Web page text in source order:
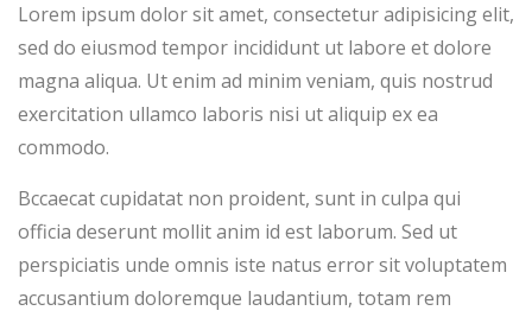
Lorem ipsum dolor sit amet, consectetur adipisicing elit,
sed do eiusmod tempor incididunt ut labore et dolore
magna aliqua. Ut enim ad minim veniam, quis nostrud
exercitation ullamco laboris nisi ut aliquip ex ea
commodo.
Bccaecat cupidatat non proident, sunt in culpa qui
officia deserunt mollit anim id est laborum. Sed ut
perspiciatis unde omnis iste natus error sit voluptatem
accusantium doloremque laudantium, totam rem